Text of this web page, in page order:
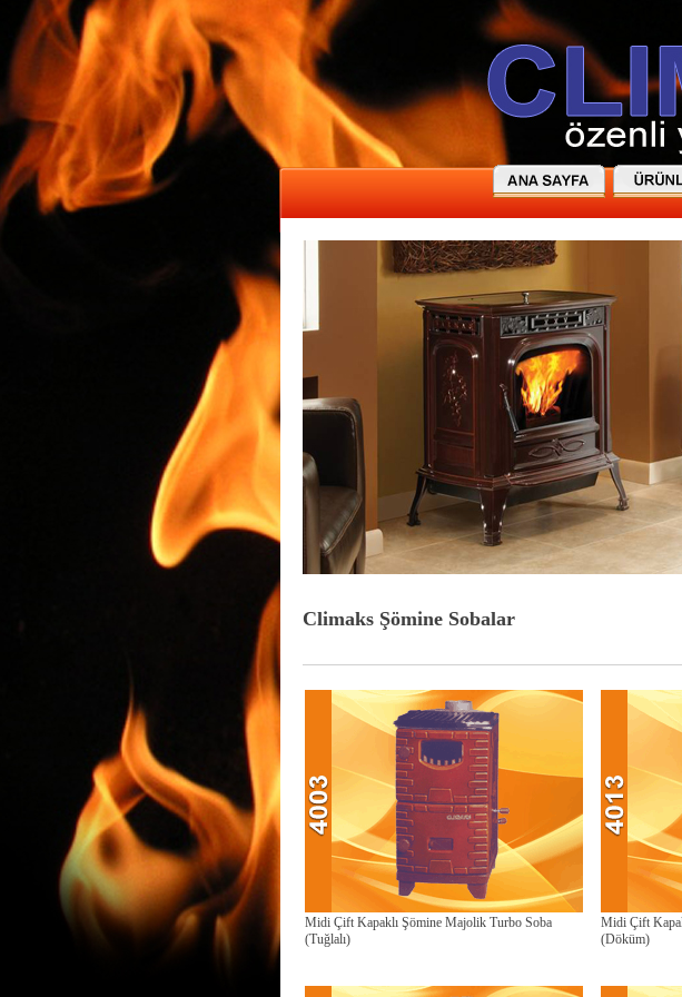
Climaks Şömine Sobalar
Midi Çift Kapaklı Şömine Majolik Turbo Soba
(Tuğlalı)
Midi Çift
(Döküm)